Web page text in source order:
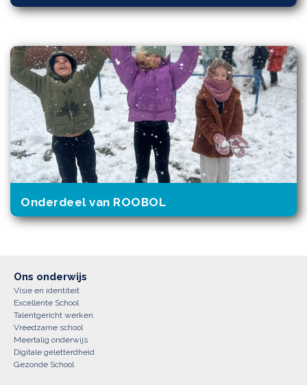
Onderdeel van ROOBOL
Ons onderwijs
Visie en identiteit
Excellente School
Talentgericht werken
Vreedzame school
Meertalig onderwijs
Digitale geletterdheid
Gezonde School